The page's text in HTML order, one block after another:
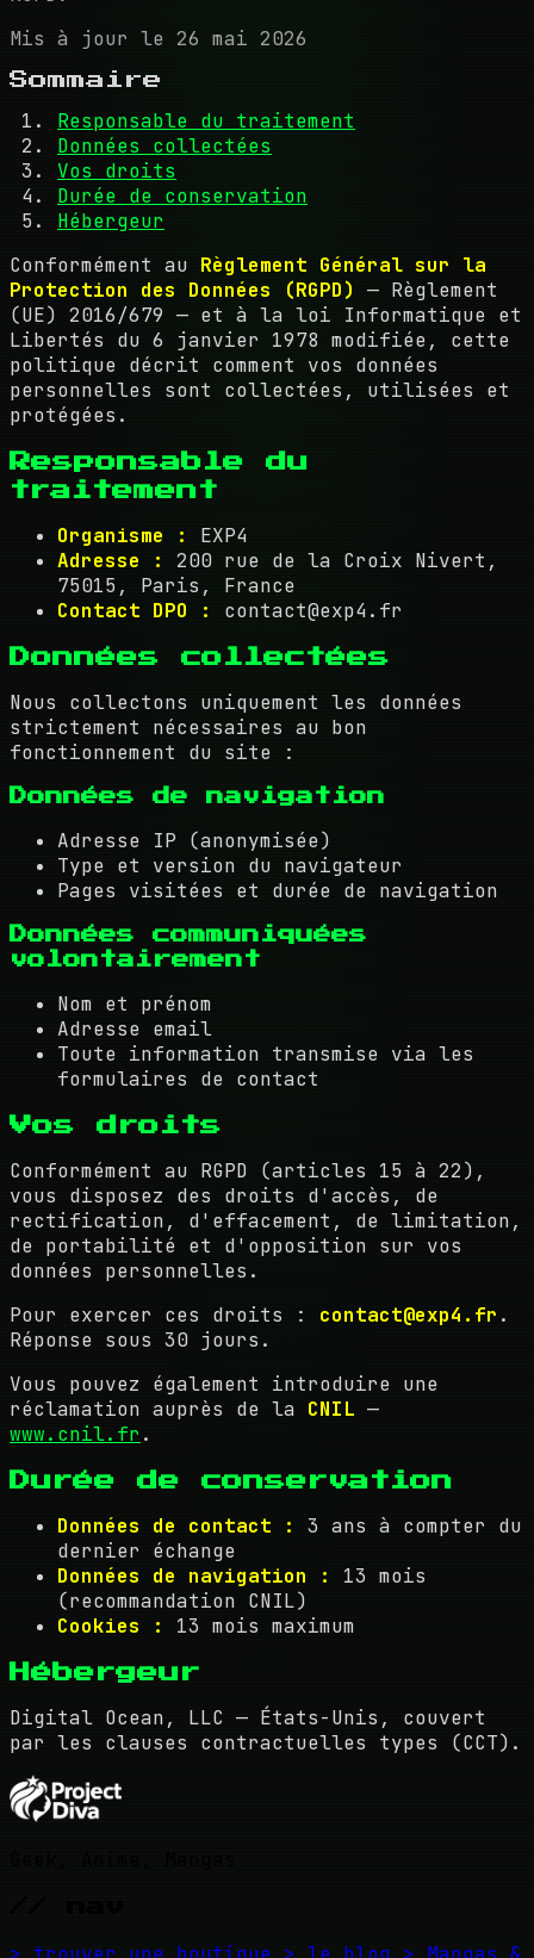
Mis à jour le 26 mai 2026
Sommaire
Responsable du traitement
Données collectées
Vos droits
Durée de conservation
Hébergeur
Conformément au Règlement Général sur la
Protection des Données (RGPD)
— Règlement
(UE) 2016/679 — et à la loi Informatique et
Libertés du 6 janvier 1978 modifiée, cette
politique décrit comment vos données
personnelles sont collectées, utilisées et
protégées.
Responsable du
traitement
Organisme :
EXP4
Adresse :
200 rue de la Croix Nivert,
75015, Paris, France
Contact DPO :
contact@exp4.fr
Données collectées
Nous collectons uniquement les données
strictement nécessaires au bon
fonctionnement du site :
Données de navigation
Adresse IP (anonymisée)
Type et version du navigateur
Pages visitées et durée de navigation
Données communiquées
volontairement
Nom et prénom
Adresse email
Toute information transmise via les
formulaires de contact
Vos droits
Conformément au RGPD (articles 15 à 22),
vous disposez des droits d'accès, de
rectification, d'effacement, de limitation,
de portabilité et d'opposition sur vos
données personnelles.
Pour exercer ces droits : contact@exp4.fr .
Réponse sous 30 jours.
Vous pouvez également introduire une
réclamation auprès de la CNIL —
www.cnil.fr .
Durée de conservation
Données de contact :
3 ans à compter du
dernier échange
Données de navigation :
13 mois
(recommandation CNIL)
Cookies :
13 mois maximum
Hébergeur
Digital Ocean, LLC — États-Unis, couvert
par les clauses contractuelles types (CCT).